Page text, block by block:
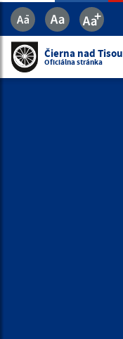
Čierna nad Tisou
Oficiálna stránka
Čierna nad Tisou
Oficiálna stránka